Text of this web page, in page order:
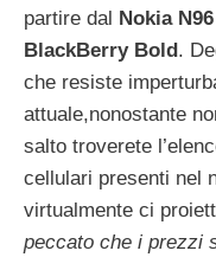
partire dal Nokia N96
BlackBerry Bold .
che resiste
attuale,nonostante
salto troverete
cellulari presenti nel
virtualmente ci
peccato che i prezzi